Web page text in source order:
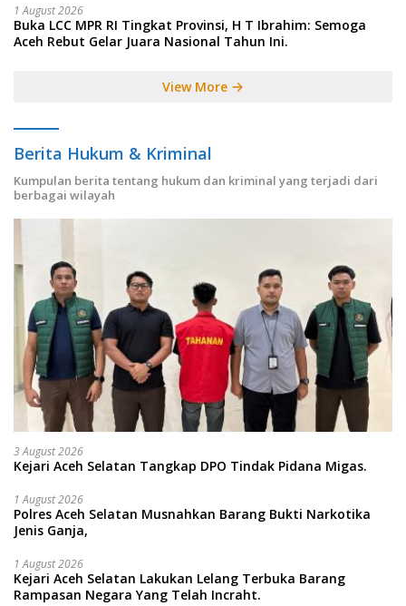
1 August 2026
Buka LCC MPR RI Tingkat Provinsi, H T Ibrahim: Semoga
Aceh Rebut Gelar Juara Nasional Tahun Ini.
View More
Berita Hukum & Kriminal
Kumpulan berita tentang hukum dan kriminal yang terjadi dari
berbagai wilayah
3 August 2026
Kejari Aceh Selatan Tangkap DPO Tindak Pidana Migas.
1 August 2026
Polres Aceh Selatan Musnahkan Barang Bukti Narkotika
Jenis Ganja,
1 August 2026
Kejari Aceh Selatan Lakukan Lelang Terbuka Barang
Rampasan Negara Yang Telah Incraht.